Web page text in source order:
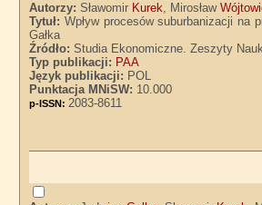
Autorzy:Sławomir Kurek, Mirosław
Tytuł:Wpływ procesów suburbanizacji na
Gałka
Źródło:Studia Ekonomiczne. Zeszyty
Typ publikacji: PAA
Język publikacji: POL
Punktacja MNiSW: 10.000
p-ISSN: 2083-8611